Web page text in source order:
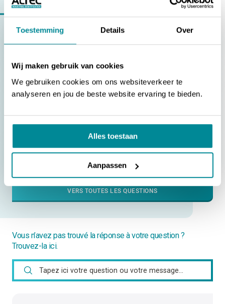
Toestemming Details Over
Wij maken gebruik van cookies
We gebruiken cookies om ons websiteverkeer te
analyseren en jou de beste website ervaring te bieden.
Alles toestaan
Aanpassen
Questions surNormes et certifications
[ADR] | Pictogrammes de danger pour le transport de
[ASTM] | Méthodes d’essai américaines pour étiquettes
dégagement de gaz toxiques
[BRL-100] | Ligne directrice d’évaluation pour l’identification
VERS TOUTES LES QUESTIONS
Vous n’avez pas trouvé la réponse à votre question ?
Trouvez-la ici.